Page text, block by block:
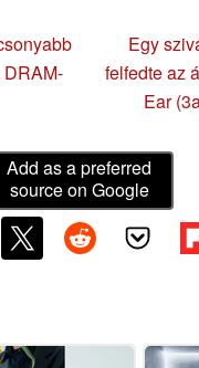
DRAM-
Egy
felfedte az
Ear
Add as a preferred
source on Google